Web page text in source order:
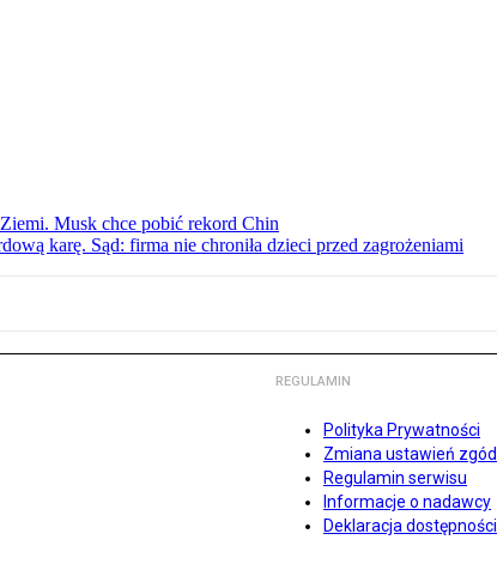
Musk chce pobić rekord Chin
karę. Sąd: firma nie chroniła dzieci przed zagrożeniami
REGULAMIN
Polityka Prywatności
Zmiana ustawień zgód
Regulamin serwisu
Informacje o nadawcy
Deklaracja dostępności